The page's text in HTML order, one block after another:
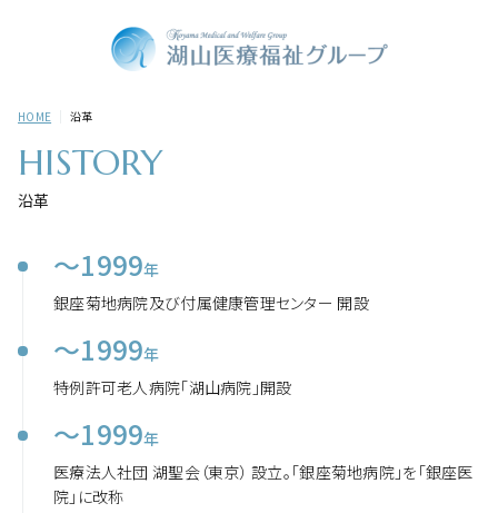
HOME 沿革
HISTORY
沿革
～1999年
銀座菊地病院及び付属健康管理センター 開設
～1999年
特例許可老人病院「湖山病院」開設
～1999年
医療法人社団 湖聖会（東京） 設立。「銀座菊地病院」を「銀座医
院」に改称